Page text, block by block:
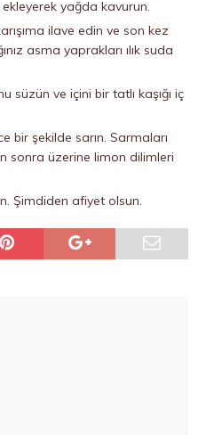
ekleyerek yağda kavurun.
ilave edin ve son kez
asma yaprakları ılık suda
süzün ve içini bir tatlı kaşığı iç
bir şekilde sarın. Sarmaları
sonra üzerine limon dilimleri
Şimdiden afiyet olsun.